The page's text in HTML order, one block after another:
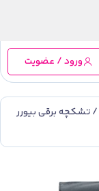
ورود / عضویت
/ تشکچه برقی بیورر